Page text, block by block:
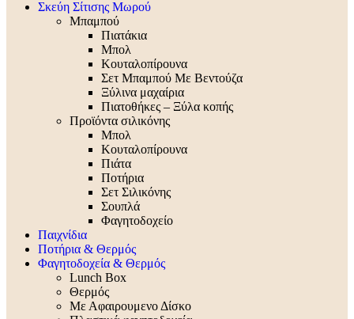
Σκεύη Σίτισης Μωρού
Μπαμπού
Πιατάκια
Μπολ
Κουταλοπίρουνα
Σετ Μπαμπού Με Βεντούζα
Ξύλινα μαχαίρια
Πιατοθήκες – Ξύλα κοπής
Προϊόντα σιλικόνης
Μπολ
Κουταλοπίρουνα
Πιάτα
Ποτήρια
Σετ Σιλικόνης
Σουπλά
Φαγητοδοχείο
Παιχνίδια
Ποτήρια & Θερμός
Φαγητοδοχεία & Θερμός
Lunch Box
Θερμός
Με Αφαιρουμενο Δίσκο